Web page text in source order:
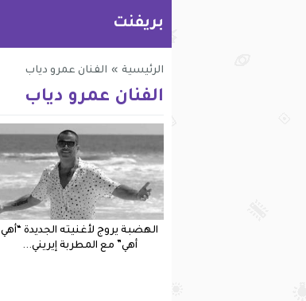
بريفنت
الرئيسية » الفنان عمرو دياب
الفنان عمرو دياب
الهضبة يروج لأغنيته الجديدة “أهي
أهي” مع المطربة إيريني...